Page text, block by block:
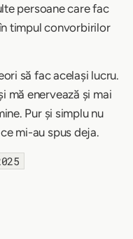
persoane care fac
timpul convorbirilor
să fac același lucru.
mă enervează și mai
Pur și simplu nu
mi-au spus deja.